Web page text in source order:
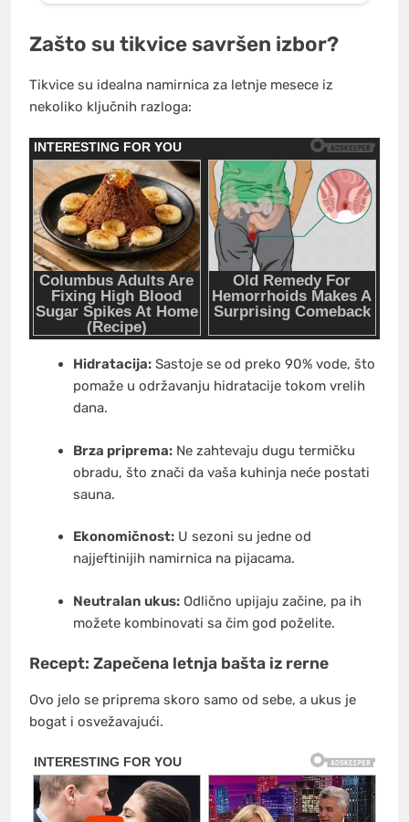
Zašto su tikvice savršen izbor?
Tikvice su idealna namirnica za letnje mesece iz
nekoliko ključnih razloga:
Hidratacija:Sastoje se od preko 90% vode, što
pomaže u održavanju hidratacije tokom vrelih
dana.
Brza priprema:Ne zahtevaju dugu termičku
obradu, što znači da vaša kuhinja neće postati
sauna.
Ekonomičnost:U sezoni su jedne od
najjeftinijih namirnica na pijacama.
Neutralan ukus:Odlično upijaju začine, pa ih
možete kombinovati sa čim god poželite.
Recept: Zapečena letnja bašta iz rerne
Ovo jelo se priprema skoro samo od sebe, a ukus je
bogat i osvežavajući.